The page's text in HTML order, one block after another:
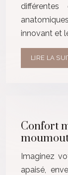
différentes
innovant et
LIRE LA
Confort
Imaginez
apaisé,